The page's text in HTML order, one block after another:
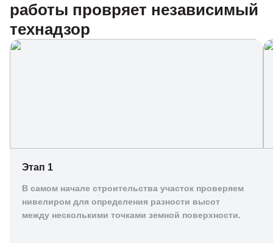
работы провряет независимый
технадзор
Этап 1
В самом начале строительства участок проверяем
нивелиром для определения разности высот
между несколькими точками земной поверхности.